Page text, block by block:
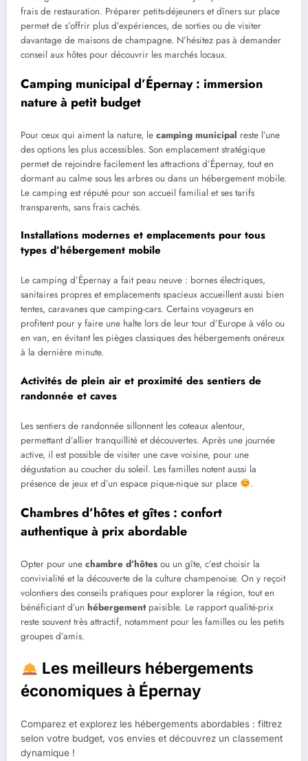
frais de restauration. Préparer petits-déjeuners et dîners sur place
permet de s’offrir plus d’expériences, de sorties ou de visiter
davantage de maisons de champagne. N’hésitez pas à demander
conseil aux hôtes pour découvrir les marchés locaux.
Camping municipal d’Épernay : immersion
nature à petit budget
Pour ceux qui aiment la nature, le camping municipal reste l’une
des options les plus accessibles. Son emplacement stratégique
permet de rejoindre facilement les attractions d’Épernay, tout en
dormant au calme sous les arbres ou dans un hébergement mobile.
Le camping est réputé pour son accueil familial et ses tarifs
transparents, sans frais cachés.
Installations modernes et emplacements pour tous
types d’hébergement mobile
Le camping d’Épernay a fait peau neuve : bornes électriques,
sanitaires propres et emplacements spacieux accueillent aussi bien
tentes, caravanes que camping-cars. Certains voyageurs en
profitent pour y faire une halte lors de leur tour d’Europe à vélo ou
en van, en évitant les pièges classiques des hébergements onéreux
à la dernière minute.
Activités de plein air et proximité des sentiers de
randonnée et caves
Les sentiers de randonnée sillonnent les coteaux alentour,
permettant d’allier tranquillité et découvertes. Après une journée
active, il est possible de visiter une cave voisine, pour une
dégustation au coucher du soleil. Les familles notent aussi la
présence de jeux et d’un espace pique-nique sur place
.
Chambres d’hôtes et gîtes : confort
authentique à prix abordable
Opter pour une chambre d’hôtes ou un gîte, c’est choisir la
convivialité et la découverte de la culture champenoise. On y reçoit
volontiers des conseils pratiques pour explorer la région, tout en
bénéficiant d’un hébergementpaisible. Le rapport qualité-prix
reste souvent très attractif, notamment pour les familles ou les petits
groupes d’amis.
Les meilleurs hébergements
économiques à Épernay
Comparez et explorez les hébergements abordables : filtrez
selon votre budget, vos envies et découvrez un classement
dynamique !